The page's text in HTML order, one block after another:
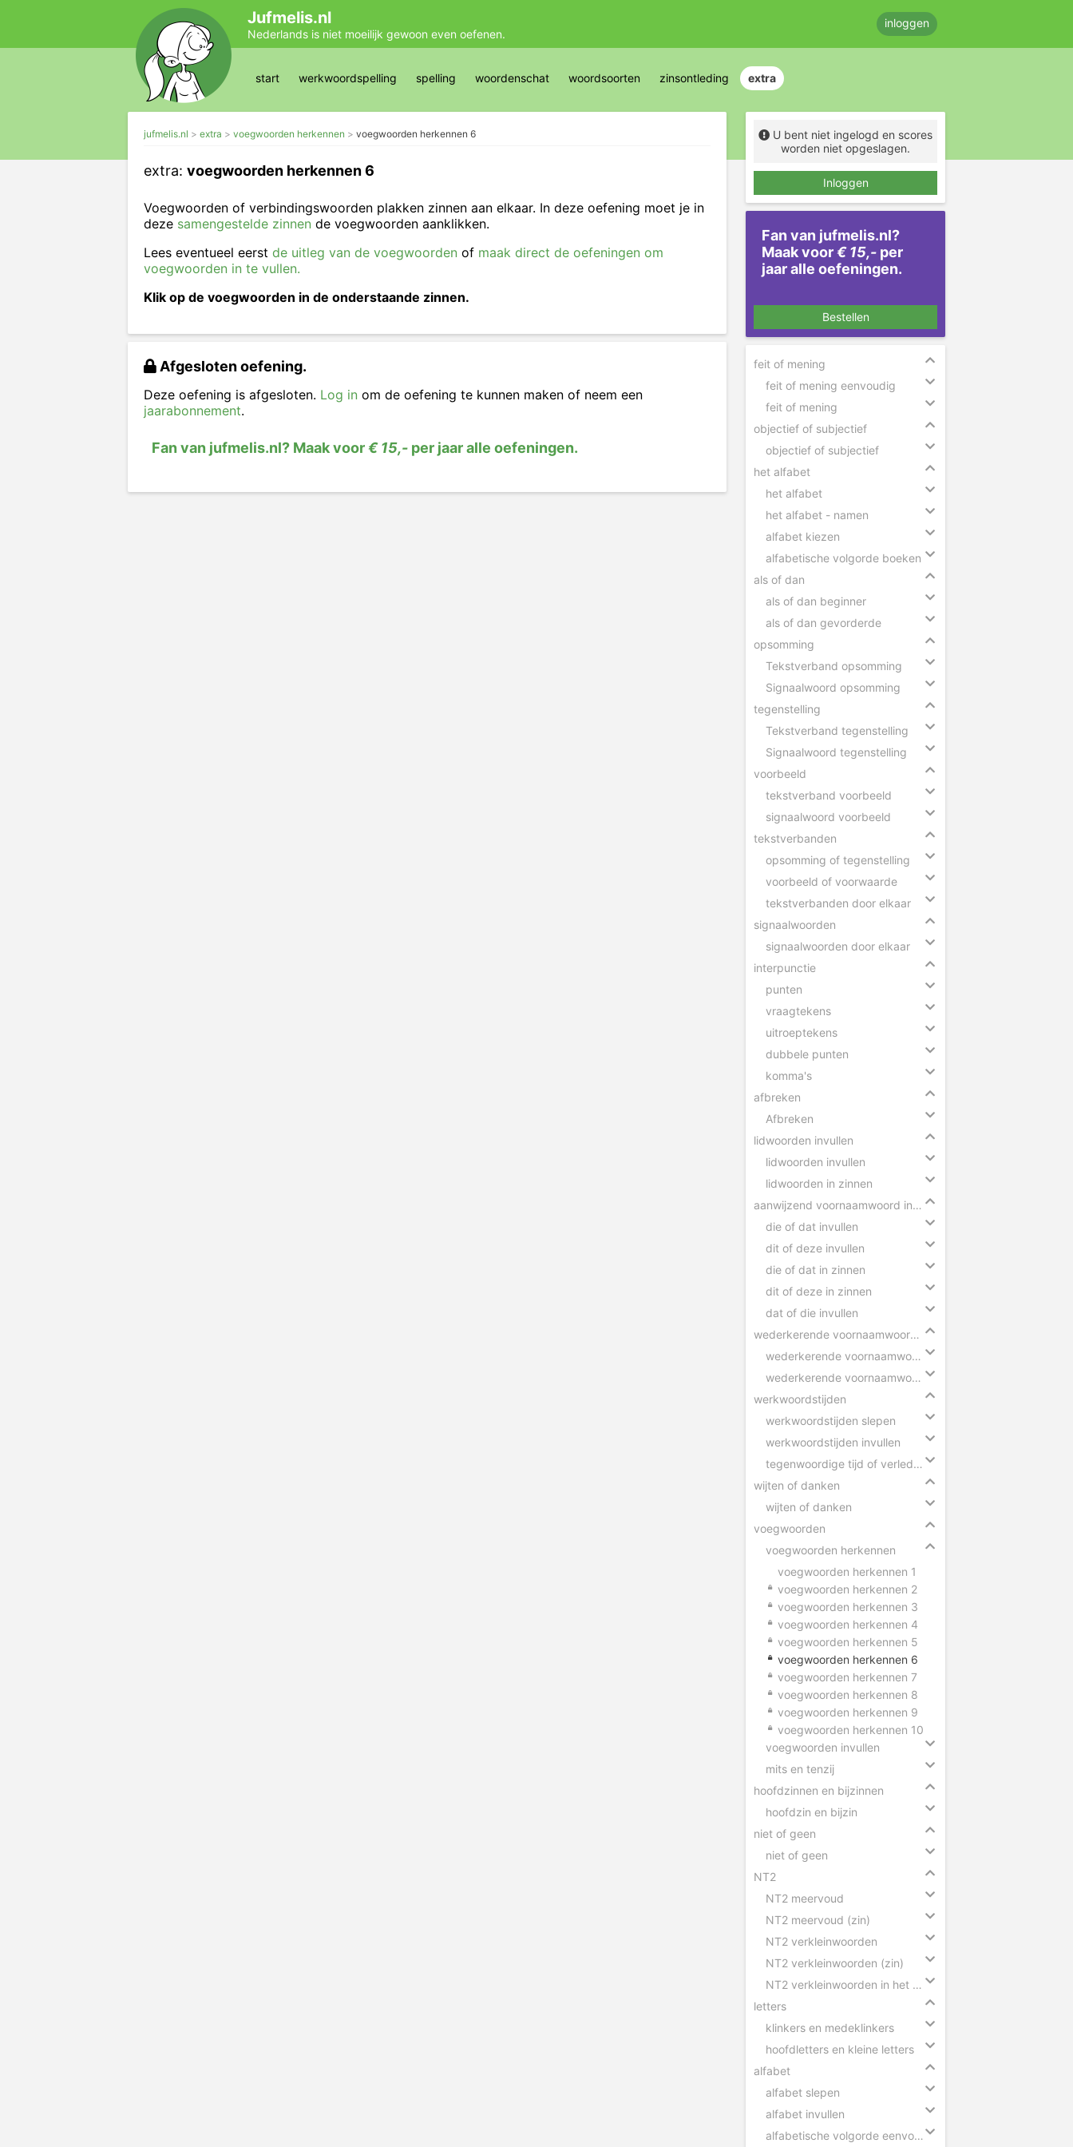
Jufmelis.nl
Nederlands is niet moeilijk gewoon even oefenen.
inloggen
start werkwoordspelling spelling woordenschat woordsoorten zinsontleding extra
jufmelis.nl extra voegwoorden herkennen voegwoorden herkennen 6
extra: voegwoorden herkennen 6
Voegwoorden of verbindingswoorden plakken zinnen aan elkaar. In deze oefening moet je in
deze samengestelde zinnen de voegwoorden aanklikken.
Lees eventueel eerst de uitleg van de voegwoorden of maak direct de oefeningen om
voegwoorden in te vullen.
Klik op de voegwoorden in de onderstaande zinnen.
Afgesloten oefening.
Deze oefening is afgesloten. Log in om de oefening te kunnen maken of neem een
jaarabonnement.
Fan van jufmelis.nl? Maak voor€ 15,- per jaar alle oefeningen.
U bent niet ingelogd en scores
worden niet opgeslagen.
Inloggen
Fan van jufmelis.nl?
Maak voor€ 15,- per
jaar alle oefeningen.
Bestellen
feit of mening
feit of mening eenvoudig
feit of mening
objectief of subjectief
objectief of subjectief
het alfabet
het alfabet
het alfabet - namen
alfabet kiezen
alfabetische volgorde boeken
als of dan
als of dan beginner
als of dan gevorderde
opsomming
Tekstverband opsomming
Signaalwoord opsomming
tegenstelling
Tekstverband tegenstelling
Signaalwoord tegenstelling
voorbeeld
tekstverband voorbeeld
signaalwoord voorbeeld
tekstverbanden
opsomming of tegenstelling
voorbeeld of voorwaarde
tekstverbanden door elkaar
signaalwoorden
signaalwoorden door elkaar
interpunctie
punten
vraagtekens
uitroeptekens
dubbele punten
komma's
afbreken
Afbreken
lidwoorden invullen
lidwoorden invullen
lidwoorden in zinnen
aanwijzend voornaamwoord invullen
die of dat invullen
dit of deze invullen
die of dat in zinnen
dit of deze in zinnen
dat of die invullen
wederkerende voornaamwoorden invullen
wederkerende voornaamwoorden
wederkerende voornaamwoorden in zinnen
werkwoordstijden
werkwoordstijden slepen
werkwoordstijden invullen
tegenwoordige tijd of verleden tijd
wijten of danken
wijten of danken
voegwoorden
voegwoorden herkennen
voegwoorden herkennen 1
voegwoorden herkennen 2
voegwoorden herkennen 3
voegwoorden herkennen 4
voegwoorden herkennen 5
voegwoorden herkennen 6
voegwoorden herkennen 7
voegwoorden herkennen 8
voegwoorden herkennen 9
voegwoorden herkennen 10
voegwoorden invullen
mits en tenzij
hoofdzinnen en bijzinnen
hoofdzin en bijzin
niet of geen
niet of geen
NT2
NT2 meervoud
NT2 meervoud (zin)
NT2 verkleinwoorden
NT2 verkleinwoorden (zin)
NT2 verkleinwoorden in het meervoud
letters
klinkers en medeklinkers
hoofdletters en kleine letters
alfabet
alfabet slepen
alfabet invullen
alfabetische volgorde eenvoudig